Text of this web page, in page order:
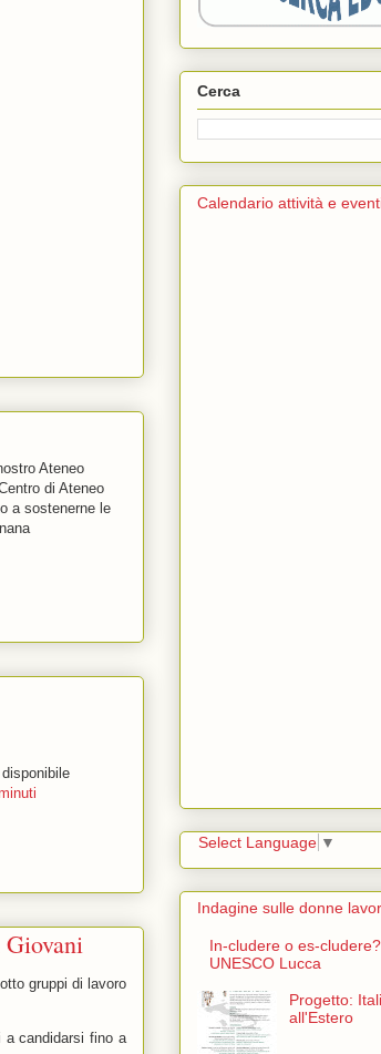
Ateneo
di Ateneo
a sostenerne le
gruppi di lavoro
candidarsi fino a
Cerca
Calendario attività e
Select Language ▼
Indagine sulle donne
In-cludere o es-
UNESCO Lucca
Progetto:
all'Estero